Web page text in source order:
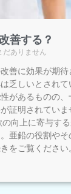
善する？
だありません
善に効果が期待
乏しいとされて
があるものの、
証明されてい
向上に寄与す
亜鉛の役割やそ
をご覧ください